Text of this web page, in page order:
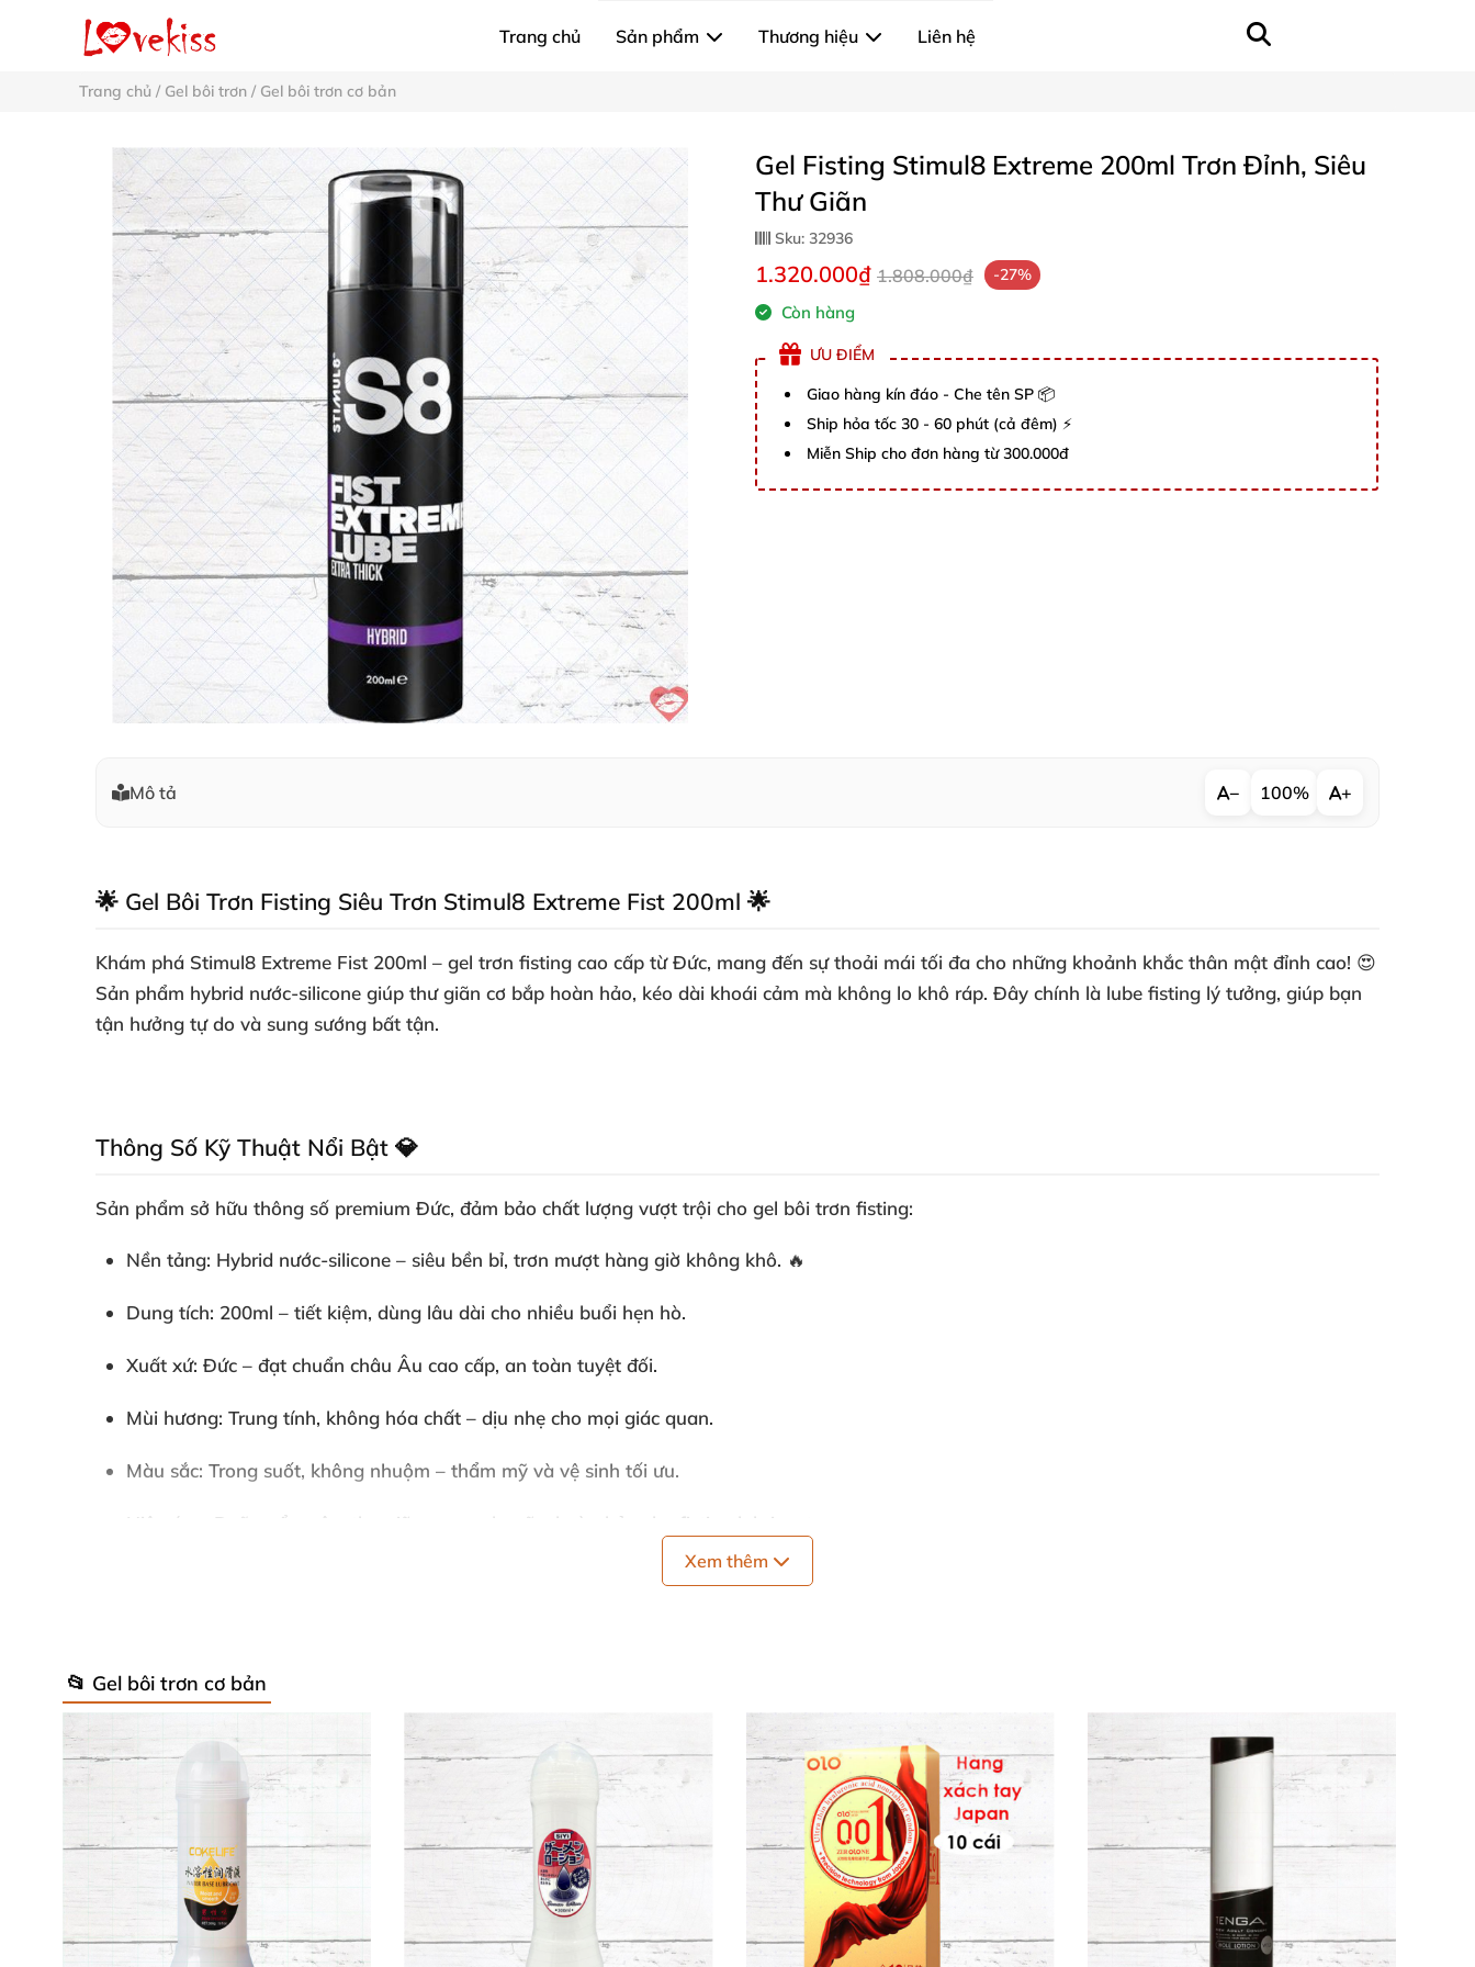
Trang chủ Sản phẩm Thương hiệu Liên hệ
Trang chủ / Gel bôi trơn / Gel bôi trơn cơ bản
Gel Fisting Stimul8 Extreme 200ml Trơn Đỉnh, Siêu
Thư Giãn
Sku: 32936
1.320.000₫ 1.808.000₫ -27%
Còn hàng
ƯU ĐIỂM
Giao hàng kín đáo - Che tên SP 📦
Ship hỏa tốc 30 - 60 phút (cả đêm) ⚡
Miễn Ship cho đơn hàng từ 300.000đ
Mô tả − 100% +
🌟 Gel Bôi Trơn Fisting Siêu Trơn Stimul8 Extreme Fist 200ml 🌟
Khám phá Stimul8 Extreme Fist 200ml – gel trơn fisting cao cấp từ Đức, mang đến sự thoải mái tối đa cho những khoảnh khắc thân mật đỉnh cao! 😍
Sản phẩm hybrid nước-silicone giúp thư giãn cơ bắp hoàn hảo, kéo dài khoái cảm mà không lo khô ráp. Đây chính là lube fisting lý tưởng, giúp bạn
tận hưởng tự do và sung sướng bất tận.
Thông Số Kỹ Thuật Nổi Bật 💎
Sản phẩm sở hữu thông số premium Đức, đảm bảo chất lượng vượt trội cho gel bôi trơn fisting:
Nền tảng: Hybrid nước-silicone – siêu bền bỉ, trơn mượt hàng giờ không khô. 🔥
Dung tích: 200ml – tiết kiệm, dùng lâu dài cho nhiều buổi hẹn hò.
Xuất xứ: Đức – đạt chuẩn châu Âu cao cấp, an toàn tuyệt đối.
Mùi hương: Trung tính, không hóa chất – dịu nhẹ cho mọi giác quan.
Màu sắc: Trong suốt, không nhuộm – thẩm mỹ và vệ sinh tối ưu.
Hiệu ứng : Dưỡng ẩm sâu, thư giãn cơ mạnh mẽ – hoàn hảo cho fisting lubricant
Lưu ý: Tránh dùng với đồ chơi silicone/TPR/TPE; rửa sạch bằng nước ấm và xà phòng.
Thành phần tự nhiên gồm nước, glycerin, propylene glycol,
(siêu trơn thâm nhập mượt mà), cyclomethicone và chất bảo quản dịu nhẹ.
Laureth-9chính là "vũ khí bí mật" giúp giảm đau rát, mang lại cảm giác êm ái như nhung. ✨
Lợi Ích Vượt Trội Của Lube Fisting Stimul8 🚀
Stimul8 Extreme Fist
nổi bật với độ trơn skimming siêu dài – chỉ bôi một lần là "chiến đấu" hàng giờ! Gel thân mật này dưỡng ẩm sâu, thư giãn cơ
bắp mạnh mẽ, phù hợp mọi cặp đôi đam mê
gel trơn fisting . An toàn với bao cao su, không mùi vị, giúp bạn tự tin khám phá mà không lo gián đoạn.
Xem thêm
📂 Gel bôi trơn cơ bản